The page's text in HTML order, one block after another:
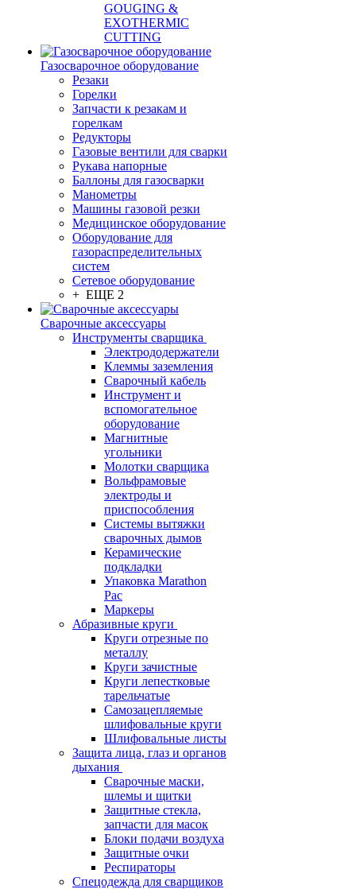
GOUGING &
EXOTHERMIC
CUTTING
Газосварочное оборудование
Резаки
Горелки
Запчасти к резакам и
горелкам
Редукторы
Газовые вентили для сварки
Рукава напорные
Баллоны для газосварки
Манометры
Машины газовой резки
Медицинское оборудование
Оборудование для
газораспределительных
систем
Сетевое оборудование
+ ЕЩЕ 2
Сварочные аксессуары
Инструменты сварщика
Электрододержатели
Клеммы заземления
Сварочный кабель
Инструмент и
вспомогательное
оборудование
Магнитные
угольники
Молотки сварщика
Вольфрамовые
электроды и
приспособления
Системы вытяжки
сварочных дымов
Керамические
подкладки
Упаковка Marathon
Pac
Маркеры
Абразивные круги
Круги отрезные по
металлу
Круги зачистные
Круги лепестковые
тарельчатые
Самозацепляемые
шлифовальные круги
Шлифовальные листы
Защита лица, глаз и органов
дыхания
Сварочные маски,
шлемы и щитки
Защитные стекла,
запчасти для масок
Блоки подачи воздуха
Защитные очки
Респираторы
Спецодежда для сварщиков